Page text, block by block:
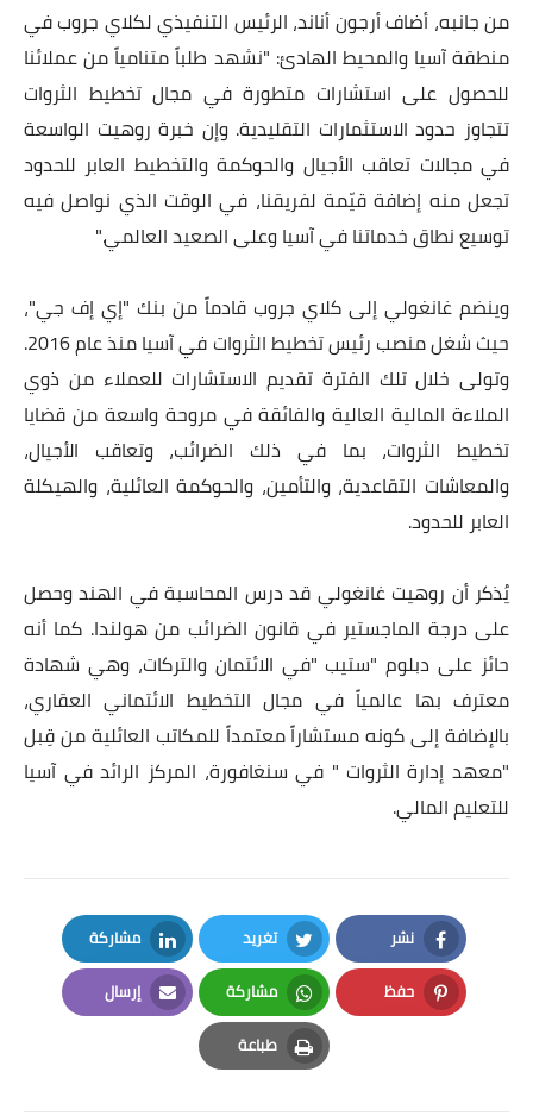
من جانبه، أضاف أرجون أناند، الرئيس التنفيذي لكلاي جروب في
منطقة آسيا والمحيط الهادئ:
"نشهد طلباً متنامياً من عملائنا
للحصول على استشارات متطورة في مجال تخطيط الثروات
تتجاوز حدود الاستثمارات التقليدية. وإن خبرة روهيت الواسعة
في مجالات تعاقب الأجيال والحوكمة والتخطيط العابر للحدود
تجعل منه إضافة قيّمة لفريقنا، في الوقت الذي نواصل فيه
توسيع نطاق خدماتنا في آسيا وعلى الصعيد العالمي".
وينضم غانغولي إلى كلاي جروب قادماً من بنك "إي إف جي"،
حيث شغل منصب رئيس تخطيط الثروات في آسيا منذ عام 2016.
وتولى خلال تلك الفترة تقديم الاستشارات للعملاء من ذوي
الملاءة المالية العالية والفائقة في مروحة واسعة من قضايا
تخطيط الثروات، بما في ذلك الضرائب، وتعاقب الأجيال،
والمعاشات التقاعدية، والتأمين، والحوكمة العائلية، والهيكلة
العابر للحدود.
يُذكر أن روهيت غانغولي قد درس المحاسبة في الهند وحصل
على درجة الماجستير في قانون الضرائب من هولندا. كما أنه
حائز على دبلوم "ستيب"في الائتمان والتركات، وهي شهادة
معترف بها عالمياً في مجال التخطيط الائتماني العقاري،
بالإضافة إلى كونه مستشاراً معتمداً للمكاتب العائلية من قِبل
"معهد إدارة الثروات " في سنغافورة، المركز الرائد في آسيا
للتعليم المالي.
نشر
Facebook
تغريد
Twitter
مشاركة
LinkedIn
حفظ
Pinterest
مشاركة
Whatsapp
إرسال
Email
طباعة
Print